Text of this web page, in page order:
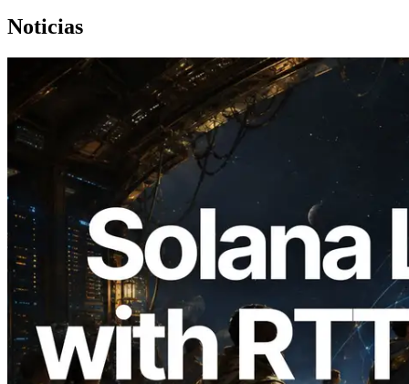
Noticias
2026.08.05
ERPC amplía la Leader Slot API de
Solana con medición de ping desde 7
regiones globales — También se lanza la